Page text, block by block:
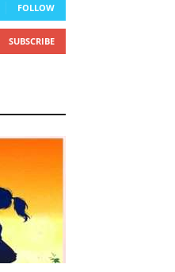
FOLLOW
SUBSCRIBE